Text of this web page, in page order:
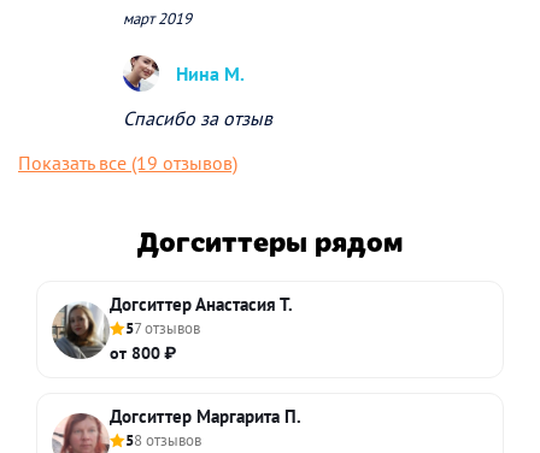
март 2019
Нина М.
Спасибо за отзыв
Показать все (19 отзывов)
Догситтеры рядом
Догситтер Анастасия Т.
57 отзывов
от 800 ₽
Догситтер Маргарита П.
58 отзывов